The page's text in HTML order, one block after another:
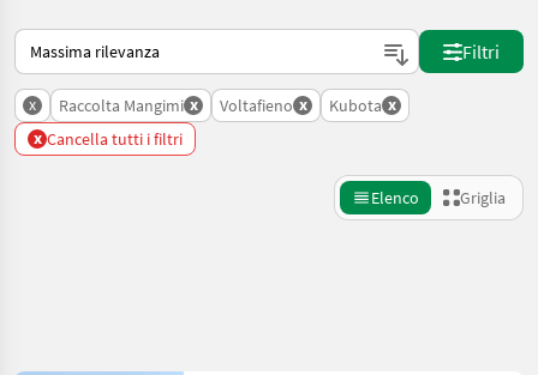
Ecco come viene ordinato su Landwirt.com
Filtri
x Raccolta Mangimi x Voltafieno x Kubota x
x Cancella tutti i filtri
Elenco Griglia